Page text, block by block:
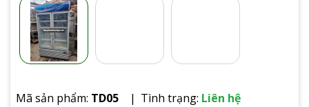
Mã sản phẩm: TD05 Tình trạng: Liên hệ